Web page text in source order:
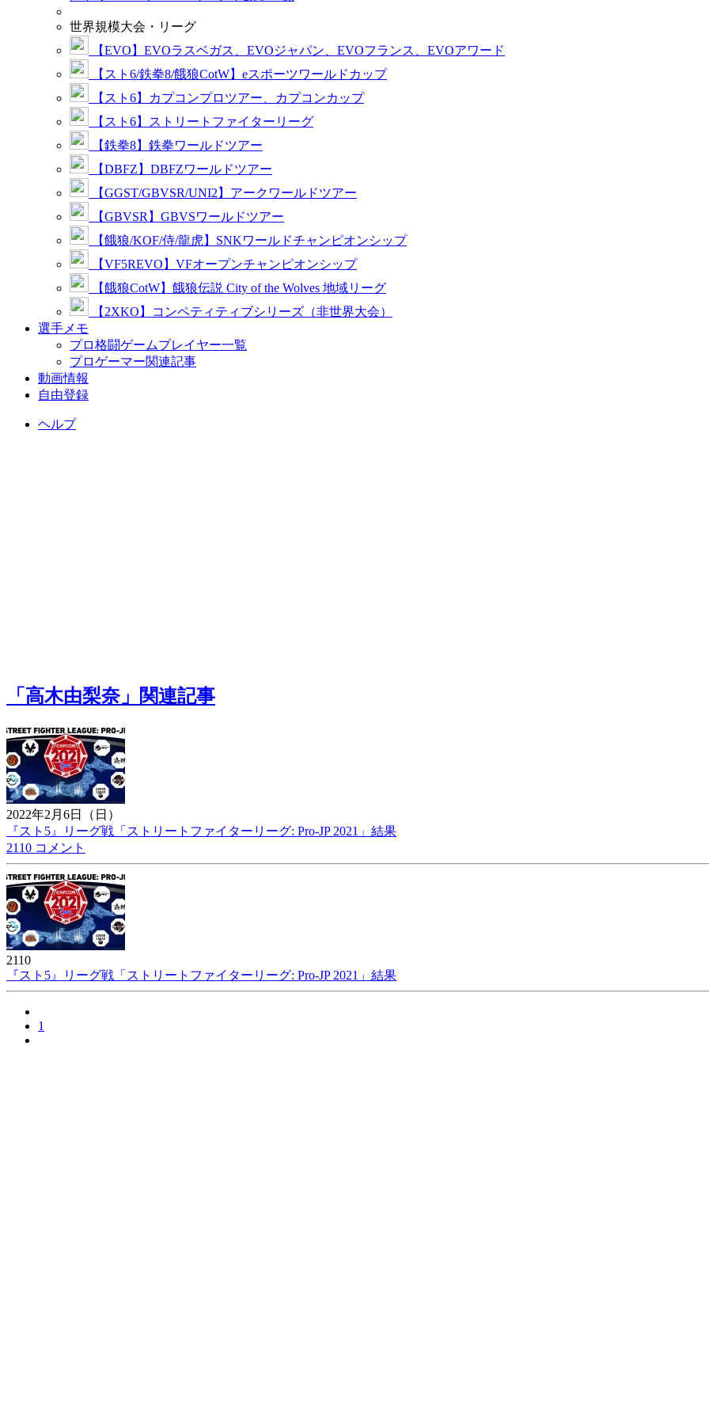
世界規模大会・リーグ
【EVO】EVOラスベガス、EVOジャパン、EVOフランス、EVOアワード
【スト6/鉄拳8/餓狼CotW】eスポーツワールドカップ
【スト6】カプコンプロツアー、カプコンカップ
【スト6】ストリートファイターリーグ
【鉄拳8】鉄拳ワールドツアー
【DBFZ】DBFZワールドツアー
【GGST/GBVSR/UNI2】アークワールドツアー
【GBVSR】GBVSワールドツアー
【餓狼/KOF/侍/龍虎】SNKワールドチャンピオンシップ
【VF5REVO】VFオープンチャンピオンシップ
【餓狼CotW】餓狼伝説 City of the Wolves 地域リーグ
【2XKO】コンペティティブシリーズ（非世界大会）
選手メモ
プロ格闘ゲームプレイヤー一覧
プロゲーマー関連記事
動画情報
自由登録
ヘルプ
「高木由梨奈」関連記事
2022年2月6日（日）
『スト5』リーグ戦「ストリートファイターリーグ: Pro-JP 2021」結果
2110 コメント
2110
『スト5』リーグ戦「ストリートファイターリーグ: Pro-JP 2021」結果
1